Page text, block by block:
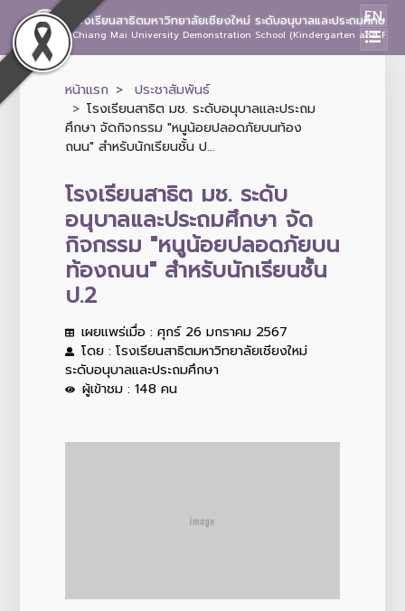
โรงเรียนสาธิตมหาวิทยาลัยเชียงใหม่ ระดับอนุบาลและประถมศึกษา
Chiang Mai University Demonstration School (Kindergarten and
EN
หน้าแรก
ประชาสัมพันธ์
โรงเรียนสาธิต มช. ระดับอนุบาลและประถม
ศึกษา จัดกิจกรรม "หนูน้อยปลอดภัยบนท้อง
ถนน" สำหรับนักเรียนชั้น ป...
โรงเรียนสาธิต มช. ระดับ
อนุบาลและประถมศึกษา จัด
กิจกรรม "หนูน้อยปลอดภัยบน
ท้องถนน" สำหรับนักเรียนชั้น
ป.2
เผยแพร่เมื่อ : ศุกร์ 26 มกราคม 2567
โดย : โรงเรียนสาธิตมหาวิทยาลัยเชียงใหม่
ระดับอนุบาลและประถมศึกษา
ผู้เข้าชม : 148 คน